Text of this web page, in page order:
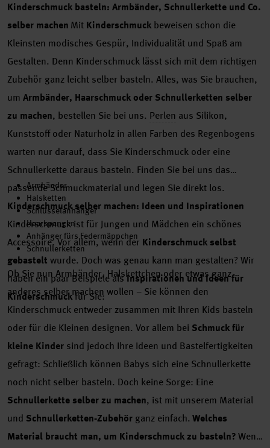
Kinderschmuck basteln: Armbänder, Schnullerkette und Co.
selber machen Mit Kinderschmuck beweisen schon die
Kleinsten modisches Gespür, Individualität und Spaß am
Gestalten. Denn Kinderschmuck lässt sich mit dem richtigen
Zubehör ganz leicht selber basteln. Alles, was Sie brauchen,
um Armbänder, Haarschmuck oder Schnullerketten selber
zu machen, bestellen Sie bei uns. Perlen aus Silikon,
Kunststoff oder Naturholz in allen Farben des Regenbogens
warten nur darauf, dass Sie Kinderschmuck oder eine
Schnullerkette daraus basteln. Finden Sie bei uns das
passende Schmuckmaterial und legen Sie direkt los.
Kinderschmuck selber machen: Ideen und Inspirationen
Kinderschmuck ist für Jungen und Mädchen ein schönes
Accessoire. Vor allem, wenn der Kinderschmuck selbst
gebastelt wurde. Doch was genau kann man gestalten? Wir
haben ein paar Beispiele alsInspirationen und Ideen für
Kinderschmuckfür Sie:
Armbänder
Halsketten
Schlüsselanhänger
Haarspangen
Anhänger fürs Federmäppchen
Schnullerketten
Ob Sie nun Armbänder, Halskettchen oder etwas ganz
anderes selber machen wollen – Sie können den
Kinderschmuck entweder zusammen mit Ihren Kids basteln
oder für die Kleinen designen. Vor allem bei Schmuck für
kleine Kinder sind jedoch Ihre Ideen und Bastelfertigkeiten
gefragt: Schließlich können Babys sich eine Schnullerkette
noch nicht selber basteln. Doch keine Sorge: Eine
Schnullerkette selber zu machen, ist mit unserem Material
und Schnullerketten-Zubehör ganz einfach. Welches
Material braucht man, um Kinderschmuck zu basteln?Wenn